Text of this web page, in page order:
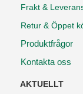
Frakt &
Retur & Öppet
Produktfrågor
Kontakta oss
AKTUELLT